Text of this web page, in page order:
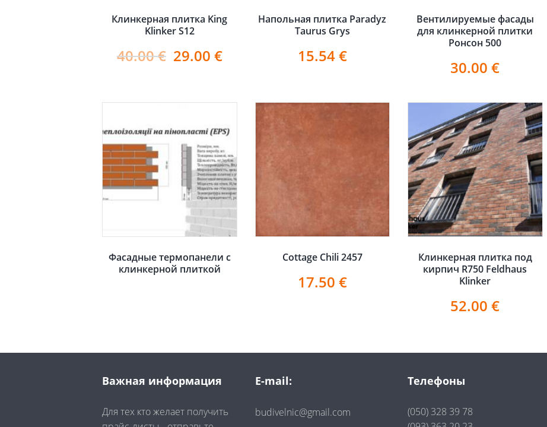
Клинкерная плитка King
Klinker S12
40.00€ 29.00 €
Напольная плитка Paradyz
Taurus Grys
15.54€
Вентилируемые фасады
для клинкерной плитки
Ронсон 500
30.00€
Фасадные термопанели с
клинкерной плиткой
Cottage Chili 2457
17.50 €
Клинкерная плитка под
кирпич R750 Feldhaus
Klinker
52.00€
Важная информация
Для тех кто желает получить
E-mail:
budivelnic@gmail.com
Телефоны
(050) 328 39 78